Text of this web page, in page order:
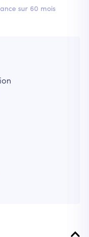
sur 60 mois